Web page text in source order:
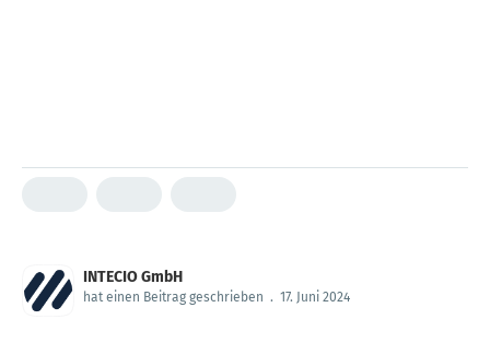
INTECIO GmbH
hat einen Beitrag geschrieben . 17. Juni 2024